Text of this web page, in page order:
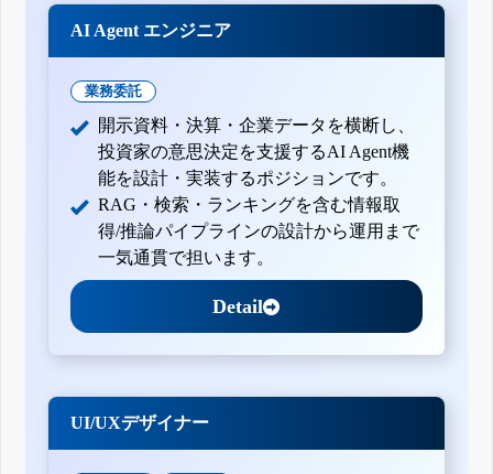
AI Agent エンジニア
業務委託
開示資料・決算・企業データを横断し、
投資家の意思決定を支援するAI Agent機
能を設計・実装するポジションです。
RAG・検索・ランキングを含む情報取
得/推論パイプラインの設計から運用まで
一気通貫で担います。
Detail
UI/UXデザイナー